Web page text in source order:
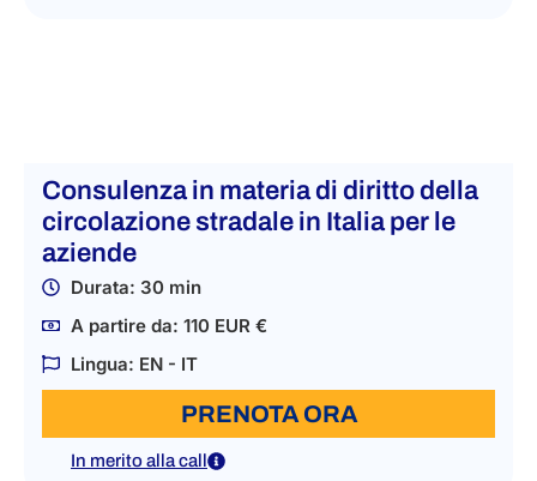
Consulenza in materia di diritto della
circolazione stradale in Italia per le
aziende
Durata: 30 min
A partire da: 110 EUR €
Lingua: EN - IT
PRENOTA ORA
In merito alla call